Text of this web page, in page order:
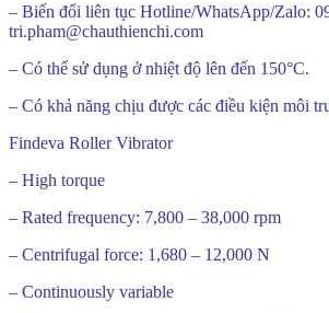
– Biến đổi liên tục Hotline/WhatsApp/Zalo:
tri.pham@chauthienchi.com
– Có thể sử dụng ở nhiệt độ lên đến 150°C.
– Có khả năng chịu được các điều kiện môi
Findeva Roller Vibrator
– High torque
– Rated frequency: 7,800 – 38,000 rpm
– Centrifugal force: 1,680 – 12,000 N
– Continuously variable